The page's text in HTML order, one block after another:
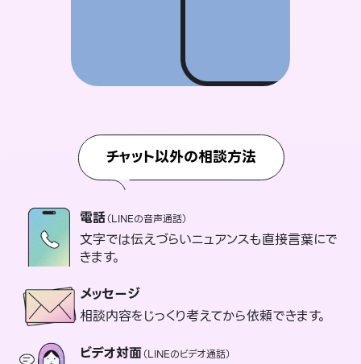
チャット以外の相談方法
電話（LINEの音声通話）
文字では伝えづらいニュアンスも直接言葉にで
きます。
メッセージ
相談内容をじっくり考えてから依頼できます。
ビデオ対面（LINEのビデオ通話）